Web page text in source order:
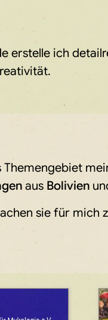
ich
aus Bolivien
sie für mich